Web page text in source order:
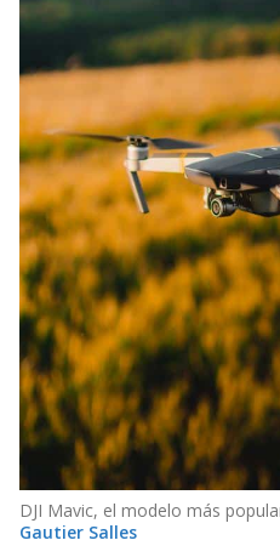
DJI Mavic, el modelo más
Gautier Salles